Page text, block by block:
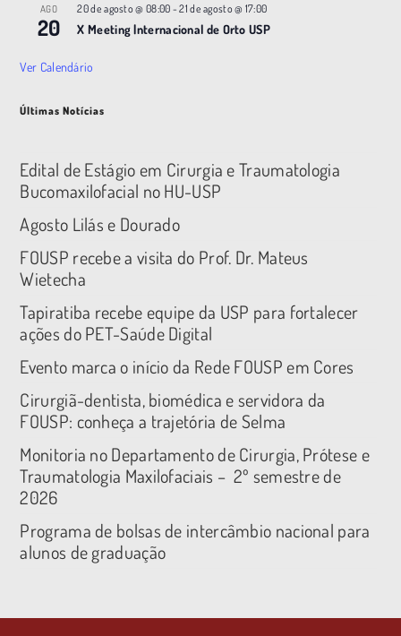
AGO
20
20 de agosto @ 08:00 -21 de agosto @ 17:00
X Meeting |nternacional de Orto USP
Ver Calendário
Últimas Notícias
Edital de Estágio em Cirurgia e Traumatologia
Bucomaxilofacial no HU-USP
Agosto Lilás e Dourado
FOUSP recebe a visita do Prof. Dr. Mateus
Wietecha
Tapiratiba recebe equipe da USP para fortalecer
ações do PET-Saúde Digital
Evento marca o início da Rede FOUSP em Cores
Cirurgiã-dentista, biomédica e servidora da
FOUSP: conheça a trajetória de Selma
Monitoria no Departamento de Cirurgia, Prótese e
Traumatologia Maxilofaciais – 2º semestre de
2026
Programa de bolsas de intercâmbio nacional para
alunos de graduação